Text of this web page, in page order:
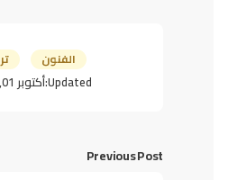
الفنون
Updated:أكتوبر 01, 2014
Previous Post